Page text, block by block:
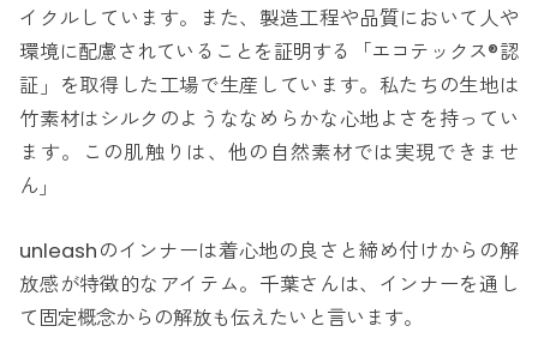
イクルしています。また、製造工程や品質において人や
環境に配慮されていることを証明する「エコテックス®認
証」を取得した工場で生産しています。私たちの生地は
竹素材はシルクのようななめらかな心地よさを持ってい
ます。この肌触りは、他の自然素材では実現できませ
ん」
unleashのインナーは着心地の良さと締め付けからの解
放感が特徴的なアイテム。千葉さんは、インナーを通し
て固定概念からの解放も伝えたいと言います。